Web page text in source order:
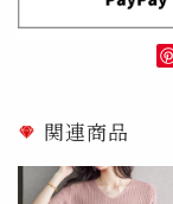
関連商品